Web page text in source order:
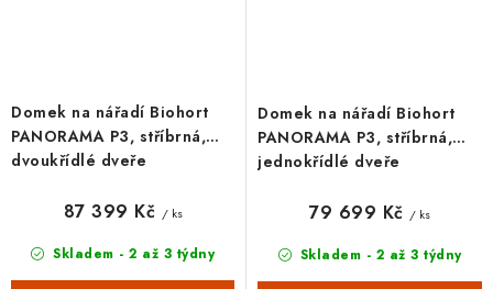
Domek na nářadí Biohort
PANORAMA P3, stříbrná,
dvoukřídlé dveře
Skladem - 2 až 3 týdny
87 399 Kč / ks
Domek na nářadí Biohort
PANORAMA P3, stříbrná,
jednokřídlé dveře
Skladem - 2 až 3 týdny
79 699 Kč / ks